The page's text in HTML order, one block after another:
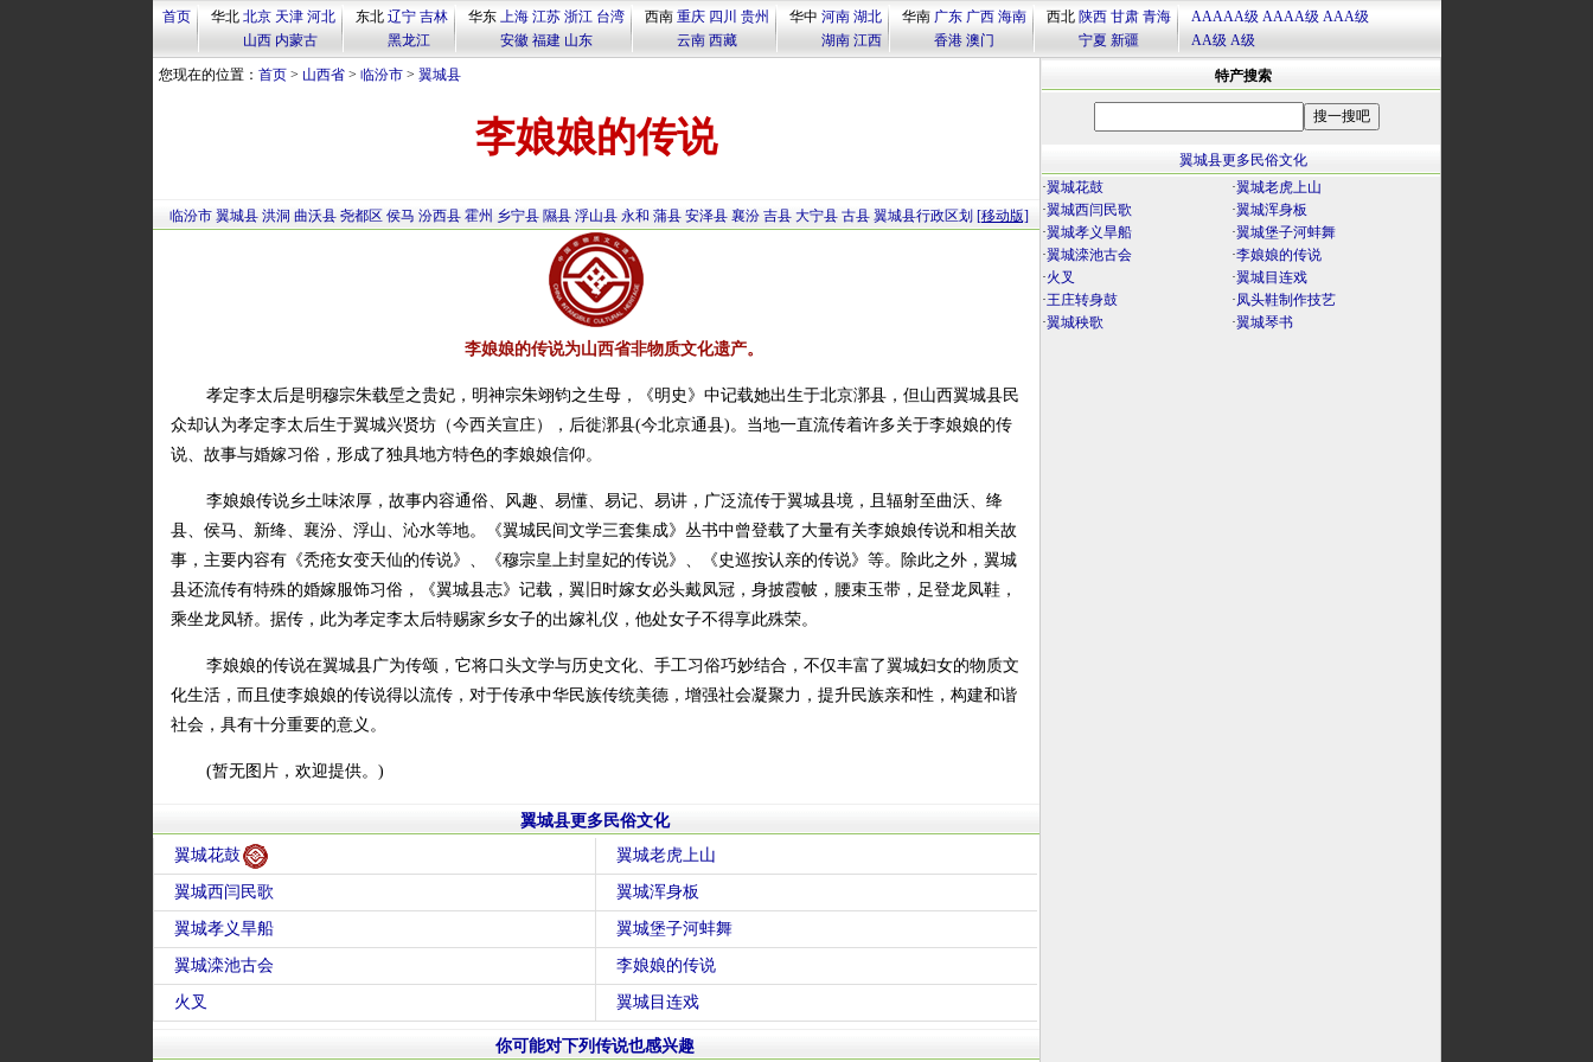
首页 华北 北京 天津 河北
山西 内蒙古
东北 辽宁 吉林
黑龙江
华东 上海 江苏 浙江 台湾
安徽 福建 山东
西南 重庆 四川 贵州
云南 西藏
华中 河南 湖北
湖南 江西
华南 广东 广西 海南
香港 澳门
西北 陕西 甘肃 青海
宁夏 新疆
AAAAA级 AAAA级 AAA级
AA级 A级
您现在的位置： 首页> 山西省> 临汾市> 翼城县
李娘娘的传说
临汾市 翼城县 洪洞 曲沃县 尧都区 侯马 汾西县 霍州 乡宁县 隰县 浮山县 永和 蒲县 安泽县 襄汾 吉县 大宁县 古县 翼城县行政区划 [移动版]
李娘娘的传说为山西省非物质文化遗产。
孝定李太后是明穆宗朱载垕之贵妃，明神宗朱翊钧之生母，《明史》中记载她出生于北京漷县，但山西翼城县民
众却认为孝定李太后生于翼城兴贤坊（今西关宣庄），后徙漷县(今北京通县)。当地一直流传着许多关于李娘娘的传
说、故事与婚嫁习俗，形成了独具地方特色的李娘娘信仰。
李娘娘传说乡土味浓厚，故事内容通俗、风趣、易懂、易记、易讲，广泛流传于翼城县境，且辐射至曲沃、绛
县、侯马、新绛、襄汾、浮山、沁水等地。《翼城民间文学三套集成》丛书中曾登载了大量有关李娘娘传说和相关故
事，主要内容有《秃疮女变天仙的传说》、《穆宗皇上封皇妃的传说》、《史巡按认亲的传说》等。除此之外，翼城
县还流传有特殊的婚嫁服饰习俗，《翼城县志》记载，翼旧时嫁女必头戴凤冠，身披霞帔，腰束玉带，足登龙凤鞋，
乘坐龙凤轿。据传，此为孝定李太后特赐家乡女子的出嫁礼仪，他处女子不得享此殊荣。
李娘娘的传说在翼城县广为传颂，它将口头文学与历史文化、手工习俗巧妙结合，不仅丰富了翼城妇女的物质文
化生活，而且使李娘娘的传说得以流传，对于传承中华民族传统美德，增强社会凝聚力，提升民族亲和性，构建和谐
社会，具有十分重要的意义。
(暂无图片，欢迎提供。)
翼城县更多民俗文化
翼城花鼓
翼城老虎上山
翼城西闫民歌 翼城浑身板
翼城孝义旱船 翼城堡子河蚌舞
翼城滦池古会 李娘娘的传说
火叉 翼城目连戏
你可能对下列传说也感兴趣
特产搜索
翼城县更多民俗文化
·翼城花鼓 ·翼城老虎上山
·翼城西闫民歌 ·翼城浑身板
·翼城孝义旱船 ·翼城堡子河蚌舞
·翼城滦池古会 ·李娘娘的传说
·火叉 ·翼城目连戏
·王庄转身鼓 ·凤头鞋制作技艺
·翼城秧歌 ·翼城琴书